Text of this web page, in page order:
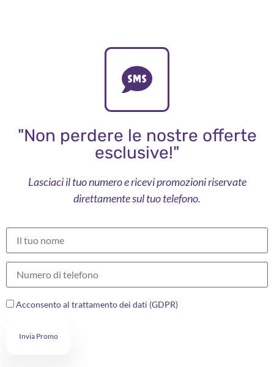
"Non perdere le nostre offerte
esclusive!"
Lasciaci il tuo numero e ricevi promozioni riservate
direttamente sul tuo telefono.
Acconsento al trattamento dei dati (GDPR)
Invia Promo